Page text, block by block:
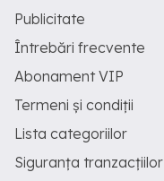
Publicitate
Întrebări frecvente
Abonament VIP
Termeni și condiții
Lista categoriilor
Siguranța tranzacțiilor